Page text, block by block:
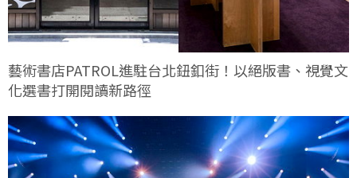
藝術書店PATROL進駐台北鈕釦街！以絕版書、視覺文
化選書打開閱讀新路徑